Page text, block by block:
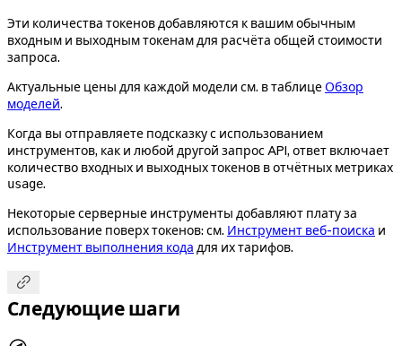
Эти количества токенов добавляются к вашим обычным
входным и выходным токенам для расчёта общей стоимости
запроса.
Актуальные цены для каждой модели см. в таблицеОбзор
моделей.
Когда вы отправляете подсказку с использованием
инструментов, как и любой другой запрос API, ответ включает
количество входных и выходных токенов в отчётных метриках
usage.
Некоторые серверные инструменты добавляют плату за
использование поверх токенов: см. Инструмент веб-поиска и
Инструмент выполнения кода для их тарифов.

Следующие шаги